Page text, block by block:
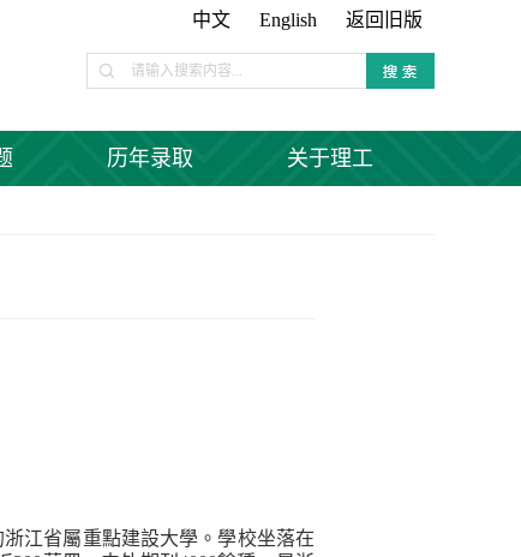
中文 English 返回旧版
历年录取 关于理工
江省屬重點建設大學。學校坐落在